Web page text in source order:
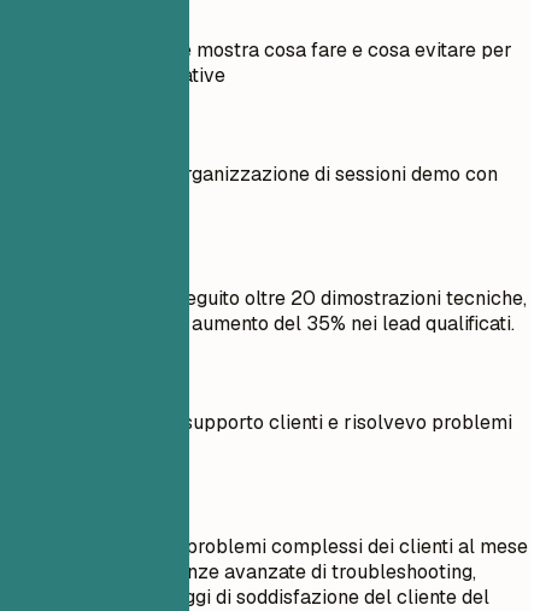
Esempio pratico che mostra cosa fare e cosa evitare per
le esperienze lavorative
Responsabile dell'organizzazione di sessioni demo con
Ho coordinato ed eseguito oltre 20 dimostrazioni tecniche,
con un conseguente aumento del 35% nei lead qualificati.
Svolgevo attività di supporto clienti e risolvevo problemi
Ho risolto oltre 100 problemi complessi dei clienti al mese
sfruttando competenze avanzate di troubleshooting,
aumentando i punteggi di soddisfazione del cliente del